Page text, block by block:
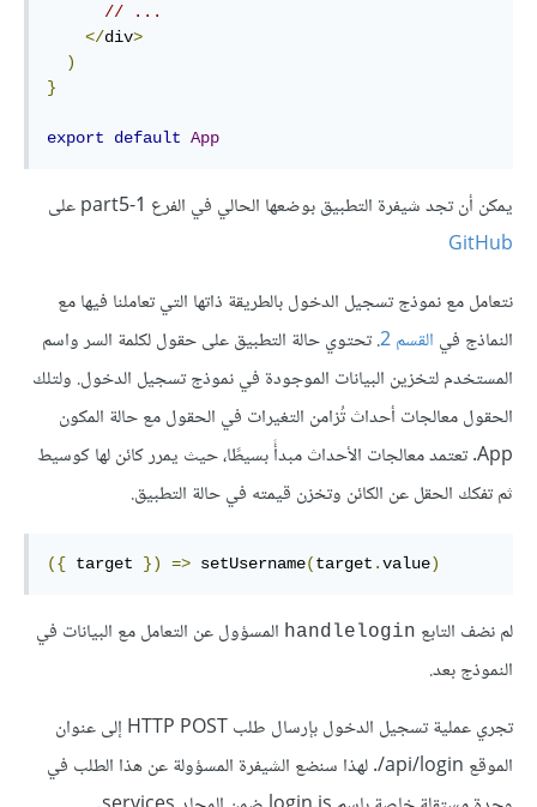
// ...
</div>
)
}
export default App
يمكن أن تجد شيفرة التطبيق بوضعها الحالي في الفرع part5-1 على
GitHub
نتعامل مع نموذج تسجيل الدخول بالطريقة ذاتها التي تعاملنا فيها مع
النماذج في القسم 2 . تحتوي حالة التطبيق على حقول لكلمة السر واسم
المستخدم لتخزين البيانات الموجودة في نموذج تسجيل الدخول. ولتلك
الحقول معالجات أحداث تُزامن التغيرات في الحقول مع حالة المكون
App. تعتمد معالجات الأحداث مبدأً بسيطًا، حيث يمرر كائن لها كوسيط
ثم تفكك الحقل عن الكائن وتخزن قيمته في حالة التطبيق.
({ target }) => setUsername(target .value)
لم نضف التابع handlelogin المسؤول عن التعامل مع البيانات في
النموذج بعد.
تجري عملية تسجيل الدخول بإرسال طلب HTTP POST إلى عنوان
الموقع api/login/. لهذا سنضع الشيفرة المسؤولة عن هذا الطلب في